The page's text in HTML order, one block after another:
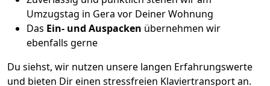
Umzugstag in Gera vor Deiner Wohnung
Das Ein- und Auspacken übernehmen wir
ebenfalls gerne
Du siehst, wir nutzen unsere langen Erfahrungswerte
und bieten Dir einen stressfreien Klaviertransport an.